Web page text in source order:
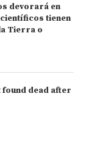
devorará en
tienen
Tierra o
found dead after